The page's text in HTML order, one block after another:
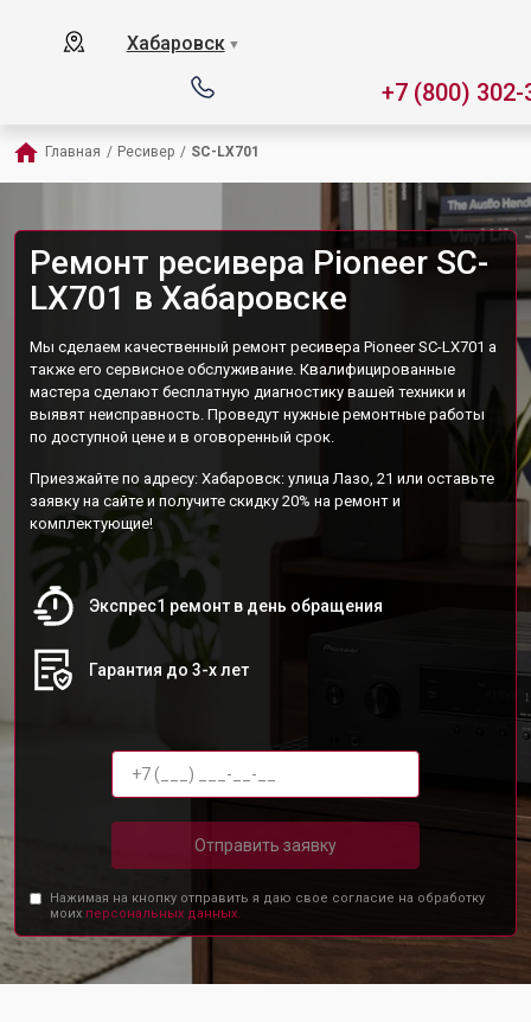
Хабаровск ▼
+7 (800) 302-
Главная / Ресивер / SC-LX701
Ремонт ресивера Pioneer SC-
LX701 в Хабаровске
Мы сделаем качественный ремонт ресивера Pioneer SC-LX701 а
также его сервисное обслуживание. Квалифицированные
мастера сделают бесплатную диагностику вашей техники и
выявят неисправность. Проведут нужные ремонтные работы
по доступной цене и в оговоренный срок.
Приезжайте по адресу: Хабаровск: улица Лазо, 21 или оставьте
заявку на сайте и получите скидку 20% на ремонт и
комплектующие!
Экспрес1 ремонт в день обращения
Гарантия до 3-х лет
Отправить заявку
Нажимая на кнопку отправить я даю свое согласие на обработку
моих персональных данных.